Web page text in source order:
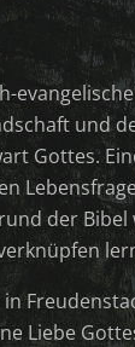
und
Gottes.
der
Liebe